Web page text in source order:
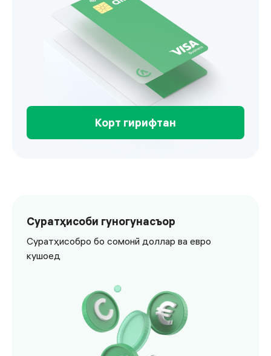
Корт гирифтан
Суратҳисоби гуногунасъор
Суратҳисобро бо сомонӣ доллар ва евро
кушоед